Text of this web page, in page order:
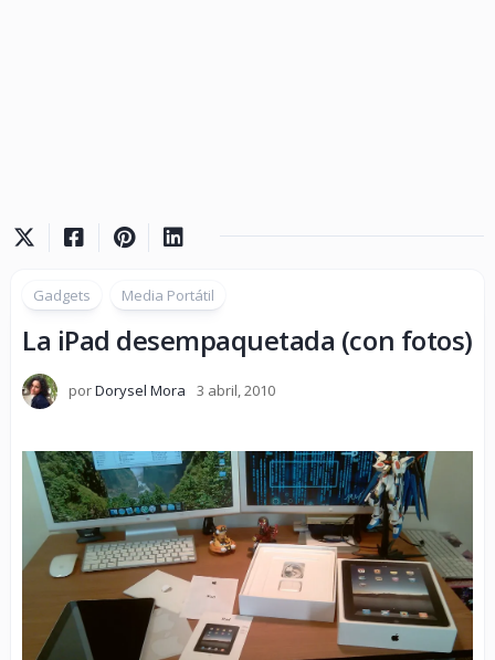
Gadgets Media Portátil
La iPad desempaquetada (con fotos)
porDorysel Mora 3 abril, 2010